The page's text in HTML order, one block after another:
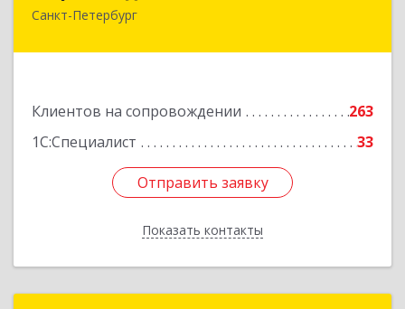
Санкт-Петербург
Клиентов на сопровождении
263
1С:Специалист
33
Отправить заявку
Показать контакты
190020, Санкт-Петербург г, Рижский пр, дом №
Отправить заявку
Назад